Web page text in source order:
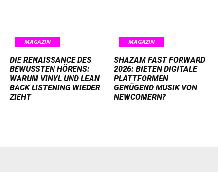
MAGAZIN
DIE RENAISSANCE DES
BEWUSSTEN HÖRENS:
WARUM VINYL UND LEAN
BACK LISTENING WIEDER
ZIEHT
MAGAZIN
SHAZAM FAST FORWARD
2026: BIETEN DIGITALE
PLATTFORMEN
GENÜGEND MUSIK VON
NEWCOMERN?